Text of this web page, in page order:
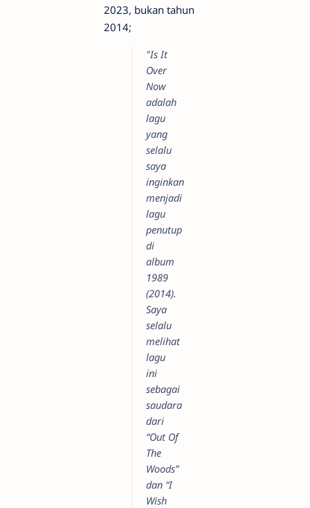
2023, bukan tahun
2014;
"Is It
Over
Now
adalah
lagu
yang
selalu
saya
inginkan
menjadi
lagu
penutup
di
album
1989
(2014).
Saya
selalu
melihat
lagu
ini
sebagai
saudara
dari
“Out Of
The
Woods”
dan “I
Wish